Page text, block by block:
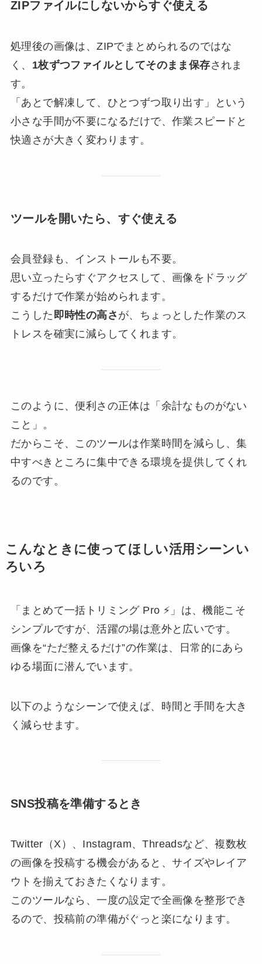
ZIPファイルにしないからすぐ使える
処理後の画像は、ZIPでまとめられるのではな
く、 1枚ずつファイルとしてそのまま保存されま
す。
「あとで解凍して、ひとつずつ取り出す」という
小さな手間が不要になるだけで、作業スピードと
快適さが大きく変わります。
ツールを開いたら、すぐ使える
会員登録も、インストールも不要。
思い立ったらすぐアクセスして、画像をドラッグ
するだけで作業が始められます。
こうした 即時性の高さ が、ちょっとした作業のス
トレスを確実に減らしてくれます。
このように、便利さの正体は「余計なものがない
こと」。
だからこそ、このツールは作業時間を減らし、集
中すべきところに集中できる環境を提供してくれ
るのです。
こんなときに使ってほしい活用シーンい
ろいろ
「まとめて一括トリミング Pro ⚡」は、機能こそ
シンプルですが、活躍の場は意外と広いです。
画像を“ただ整えるだけ”の作業は、日常的にあら
ゆる場面に潜んでいます。
以下のようなシーンで使えば、時間と手間を大き
く減らせます。
SNS投稿を準備するとき
Twitter（X）、Instagram、Threadsなど、複数枚
の画像を投稿する機会があると、サイズやレイア
ウトを揃えておきたくなります。
このツールなら、一度の設定で全画像を整形でき
るので、投稿前の準備がぐっと楽になります。